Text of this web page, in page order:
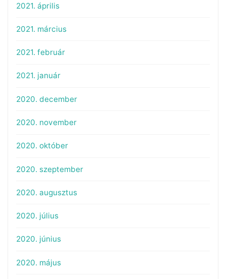
2021. április
2021. március
2021. február
2021. január
2020. december
2020. november
2020. október
2020. szeptember
2020. augusztus
2020. július
2020. június
2020. május